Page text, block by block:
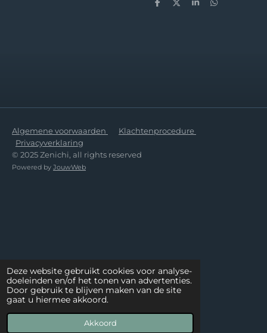
Deze website gebruikt cookies voor analyse-
doeleinden en/of het tonen van advertenties.
Door gebruik te blijven maken van de site
gaat u hiermee akkoord.
Akkoord
D
D
S
D
Algemene voorwaarden
Klachtenprocedure
Privacyverklaring
© 2025 Zenichi, all rights reserved
Powered by JouwWeb